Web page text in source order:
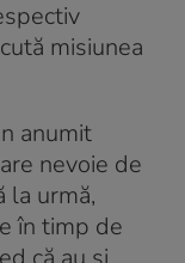
misiunea
anumit
nevoie de
la urmă,
în timp de